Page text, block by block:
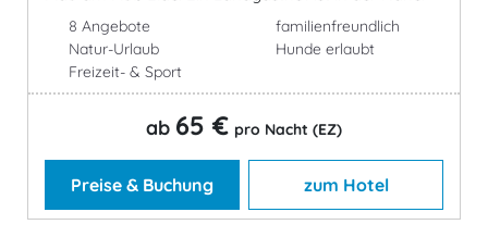
8 Angebote
Natur-Urlaub
Freizeit- & Sport
familienfreundlich
Hunde erlaubt
ab 65 € pro Nacht (EZ)
Preise & Buchung zum Hotel